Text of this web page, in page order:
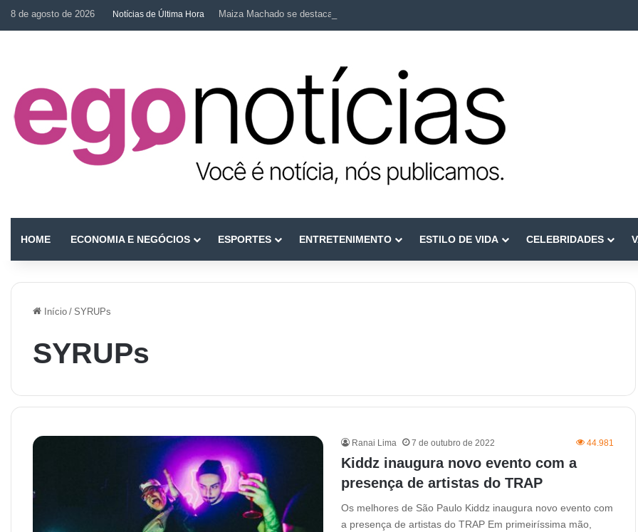
8 de agosto de 2026 Notícias de Última Hora Maiza Machado se destaca como referência em terapia capilar e saúde do couro cabeludo
HOME ECONOMIA E NEGÓCIOS ESPORTES ENTRETENIMENTO ESTILO DE VIDA CELEBRIDADES
Início / SYRUPs
SYRUPs
Ranai Lima 7 de outubro de 2022 44.981
Kiddz inaugura novo evento com a
presença de artistas do TRAP
Os melhores de São Paulo Kiddz inaugura novo evento com
a presença de artistas do TRAP Em primeiríssima mão,